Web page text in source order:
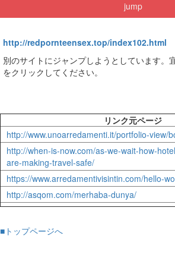
jump
http://redpornteensex.top/index102.html
別のサイトにジャンプしようとしています。
をクリックしてください。
リンク元ページ
http://www.unoarredamenti.it/portfolio-view/
http://when-is-now.com/as-we-wait-how-
are-making-travel-safe/
https://www.arredamentivisintin.com/hello-
http://asqom.com/merhaba-dunya/
■トップページへ